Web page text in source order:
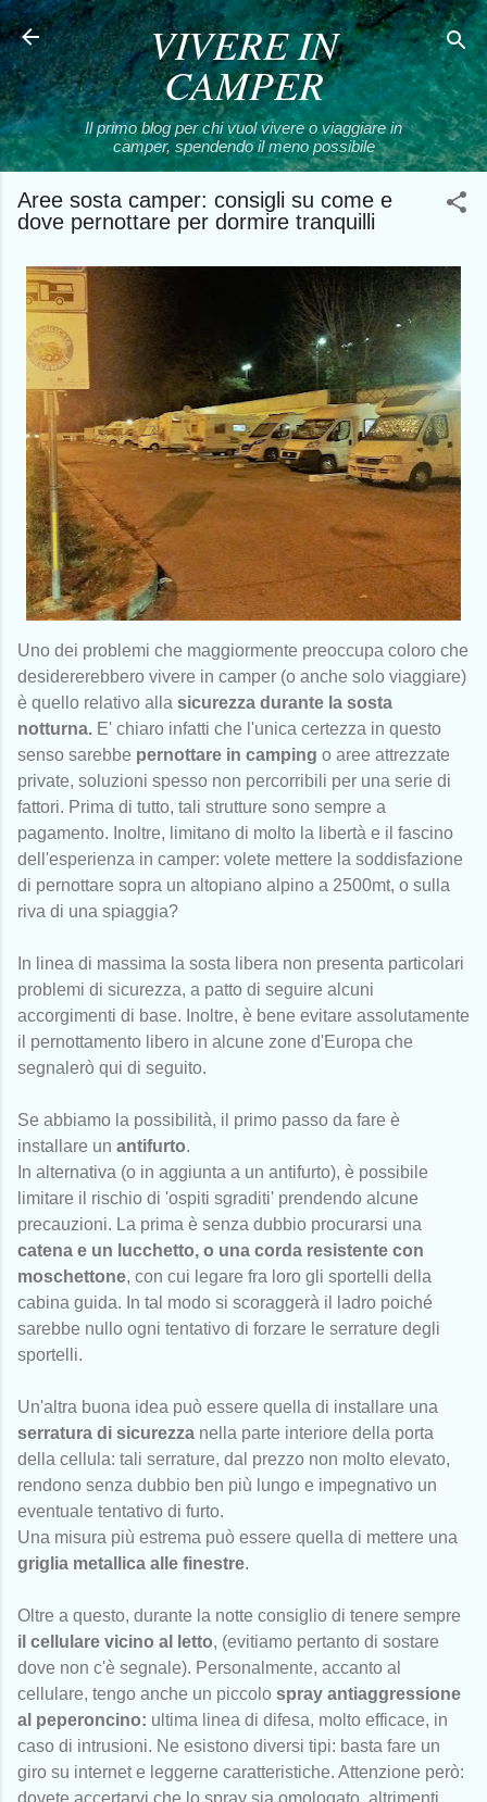
Passa ai contenuti principali
VIVERE IN
CAMPER
Il primo blog per chi vuol vivere o viaggiare in
camper, spendendo il meno possibile
Aree sosta camper: consigli su come e
dove pernottare per dormire tranquilli
Uno dei problemi che maggiormente preoccupa coloro che
desidererebbero vivere in camper (o anche solo viaggiare)
è quello relativo alla sicurezza durante la sosta
notturna. E' chiaro infatti che l'unica certezza in questo
senso sarebbe pernottare in camping o aree attrezzate
private, soluzioni spesso non percorribili per una serie di
fattori. Prima di tutto, tali strutture sono sempre a
pagamento. Inoltre, limitano di molto la libertà e il fascino
dell'esperienza in camper: volete mettere la soddisfazione
di pernottare sopra un altopiano alpino a 2500mt, o sulla
riva di una spiaggia?
In linea di massima la sosta libera non presenta particolari
problemi di sicurezza, a patto di seguire alcuni
accorgimenti di base. Inoltre, è bene evitare assolutamente
il pernottamento libero in alcune zone d'Europa che
segnalerò qui di seguito.
Se abbiamo la possibilità, il primo passo da fare è
installare un antifurto.
In alternativa (o in aggiunta a un antifurto), è possibile
limitare il rischio di 'ospiti sgraditi' prendendo alcune
precauzioni. La prima è senza dubbio procurarsi una
catena e un lucchetto, o una corda resistente con
moschettone, con cui legare fra loro gli sportelli della
cabina guida. In tal modo si scoraggerà il ladro poiché
sarebbe nullo ogni tentativo di forzare le serrature degli
sportelli.
Un'altra buona idea può essere quella di installare una
serratura di sicurezza nella parte interiore della porta
della cellula: tali serrature, dal prezzo non molto elevato,
rendono senza dubbio ben più lungo e impegnativo un
eventuale tentativo di furto.
Una misura più estrema può essere quella di mettere una
griglia metallica alle finestre.
Oltre a questo, durante la notte consiglio di tenere sempre
il cellulare vicino al letto, (evitiamo pertanto di sostare
dove non c'è segnale). Personalmente, accanto al
cellulare, tengo anche un piccolo spray antiaggressione
al peperoncino: ultima linea di difesa, molto efficace, in
caso di intrusioni. Ne esistono diversi tipi: basta fare un
giro su internet e leggerne caratteristiche. Attenzione però: